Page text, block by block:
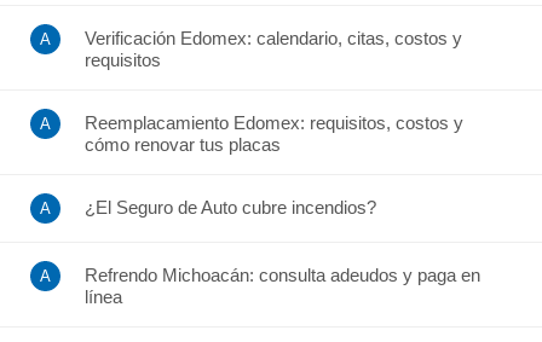
Verificación Edomex: calendario, citas, costos y
requisitos
Reemplacamiento Edomex: requisitos, costos y
cómo renovar tus placas
¿El Seguro de Auto cubre incendios?
Refrendo Michoacán: consulta adeudos y paga en
línea